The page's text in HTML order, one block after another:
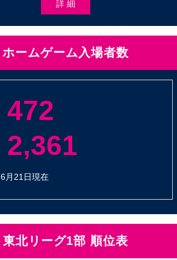
詳 細
ホームゲーム入場者数
472
2,361
6月21日現在
東北リーグ1部 順位表